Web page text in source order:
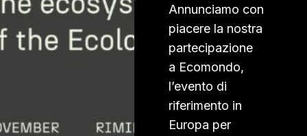
Annunciamo con
piacere la nostra
partecipazione
a Ecomondo,
l’evento di
riferimento in
Europa per